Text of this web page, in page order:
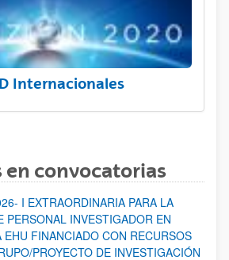
Internacionales
en convocatorias
I EXTRAORDINARIA PARA LA
PERSONAL INVESTIGADOR EN
FINANCIADO CON RECURSOS
PROYECTO DE INVESTIGACIÓN